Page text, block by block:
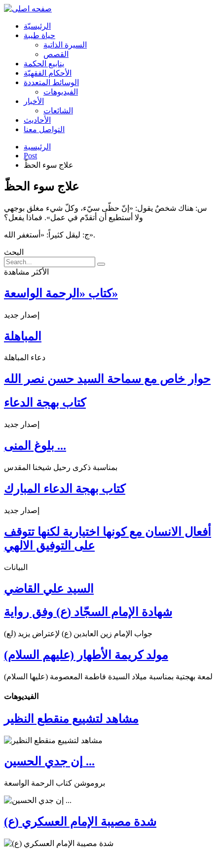
الرئیسیّة
حياة طيبة
السيرة الذاتية
القصص
ينابيع الحكمة
الأحکام الفقهیّة
الوسائط المتعددة
الفیدیوهات
الأخبار
الشائعات
الأحادیث
التواصل معنا
الرئيسية
Post
علاج سوء الحظّ
علاج سوء الحظّ
س: هناك شخصٌ يقول: «إنّ حظّی سيّء، وكلّ شيء مغلق بوجهي
ولا أستطيع أن أتقدّم في عمل». فماذا يفعل؟
ج: ليقل كثيراً: «أستغفر الله».
البحث
الأكثر مشاهدة
كتاب «الرحمة الواسعة»
إصدار جديد
المباهلة
دعاء المباهلة
حوار خاص مع سماحة السيد حسن نصر الله
كتاب بهجة الدعاء
إصدار جديد
بلوغ المنى ...
بمناسبة ذكرى رحيل شيخنا المقدس
كتاب بهجة الدعاء المبارك
إصدار جديد
أفعال الانسان مع كونها اختيارية لكنها تتوقف
على التوفيق الالهي
البيانات
السيد علي القاضي
شهادة الإمام السجّاد (ع) وفق رواية
جواب الإمام زين العابدين (ع) لإعتراض يزيد (لع)
مولد كريمة الأطهار (عليهم السلام)
لمعة بهجتية بمناسبة ميلاد السيدة فاطمة المعصومة (عليها السلام)
الفیدیوهات
مشاهد لتشييع منقطع النظير
إن جدي الحسين ...
بروموشن كتاب الرحمة الواسعة
شدة مصيبة الإمام العسكري (ع)